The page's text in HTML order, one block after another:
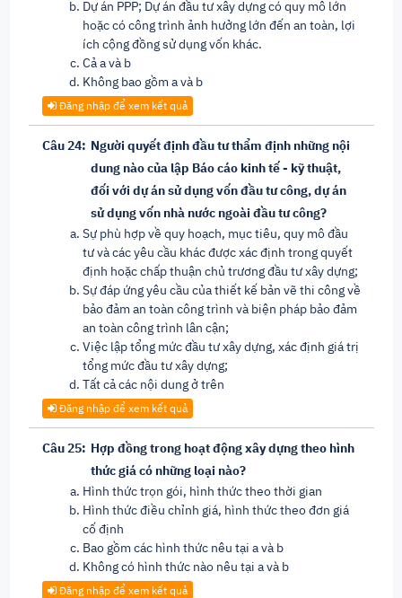
Dự án PPP; Dự án đầu tư xây dựng có quy mô lớn
hoặc có công trình ảnh hưởng lớn đến an toàn, lợi
ích cộng đồng sử dụng vốn khác.
Cả a và b
Không bao gồm a và b
Đăng nhập để xem kết quả
Câu 24: Người quyết định đầu tư thẩm định những nội
dung nào của lập Báo cáo kinh tế - kỹ thuật,
đối với dự án sử dụng vốn đầu tư công, dự án
sử dụng vốn nhà nước ngoài đầu tư công?
Sự phù hợp về quy hoạch, mục tiêu, quy mô đầu
tư và các yêu cầu khác được xác định trong quyết
định hoặc chấp thuận chủ trương đầu tư xây dựng;
Sự đáp ứng yêu cầu của thiết kế bản vẽ thi công về
bảo đảm an toàn công trình và biện pháp bảo đảm
an toàn công trình lân cận;
Việc lập tổng mức đầu tư xây dựng, xác định giá trị
tổng mức đầu tư xây dựng;
Tất cả các nội dung ở trên
Đăng nhập để xem kết quả
Câu 25: Hợp đồng trong hoạt động xây dựng theo hình
thức giá có những loại nào?
Hình thức trọn gói, hình thức theo thời gian
Hình thức điều chỉnh giá, hình thức theo đơn giá
cố định
Bao gồm các hình thức nêu tại a và b
Không có hình thức nào nêu tại a và b
Đăng nhập để xem kết quả